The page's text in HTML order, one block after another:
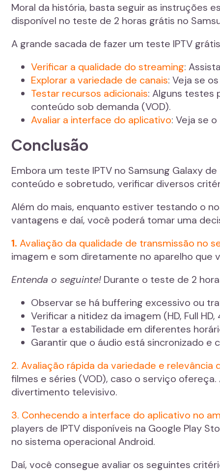
Moral da história, basta seguir as instruções
disponível no teste de 2 horas grátis no
A grande sacada de fazer um teste IPTV
Verificar a qualidade do streaming:
Explorar a variedade de canais: Veja se
Testar recursos adicionais: Alguns testes
conteúdo sob demanda (VOD).
Avaliar a interface do aplicativo: Veja se
Conclusão
Embora um teste IPTV no Samsung Galaxy
conteúdo e sobretudo, verificar diversos
Além do mais, enquanto estiver testando o
vantagens e daí, você poderá tomar uma
1. Avaliação da qualidade de transmissão no
imagem e som diretamente no aparelho que
Entenda o seguinte! Durante o teste de 2
Observar se há buffering excessivo ou
Verificar a nitidez da imagem (HD, Full
Testar a estabilidade em diferentes
Garantir que o áudio está sincronizado e
2. Avaliação rápida da variedade e relevância
filmes e séries (VOD), caso o serviço
divertimento televisivo.
3. Conhecendo a interface do aplicativo no
players de IPTV disponíveis na Google Play
no sistema operacional Android.
Daí, você consegue avaliar os seguintes